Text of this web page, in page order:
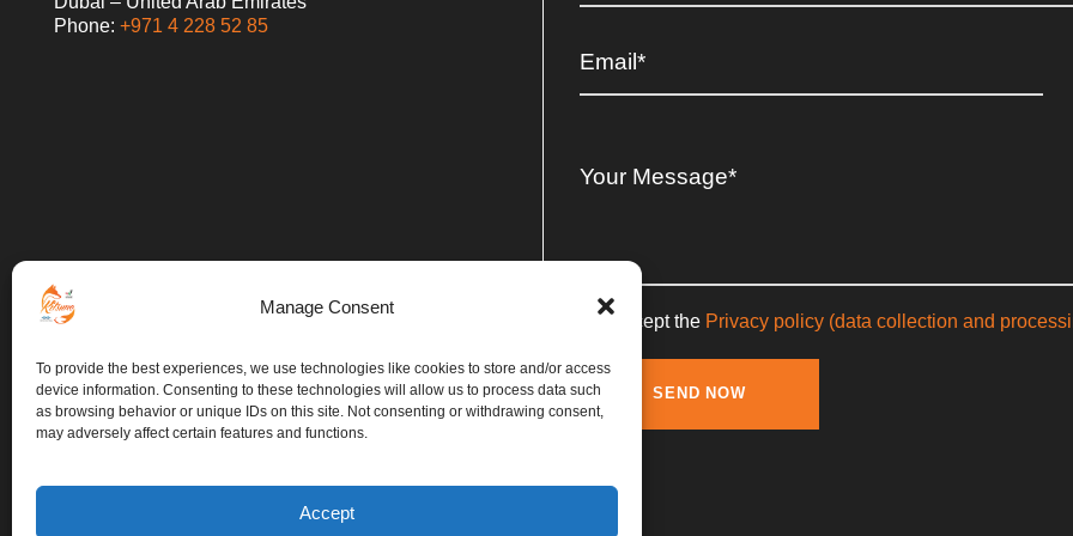
Manage Consent
To provide the best experiences, we use technologies like cookies to store and/or access
device information. Consenting to these technologies will allow us to process data such
as browsing behavior or unique IDs on this site. Not consenting or withdrawing consent,
may adversely affect certain features and functions.
Accept
Phone: +971 4 228 52 85
I accept the Privacy policy (data collection and